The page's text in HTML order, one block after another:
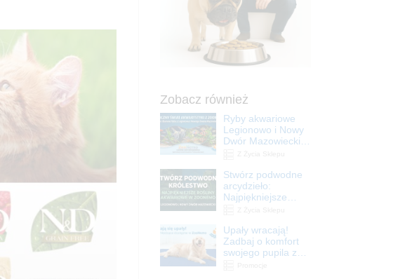
Zobacz również
Ryby akwariowe
Legionowo i Nowy
Dwór Mazowiecki –
Stwórz podwodne
arcydzieło:
Najpiękniejsze
Legionowo i Nowy
Dwór Mazowiecki
Upały wracają!
Zadbaj o komfort
swojego pupila z